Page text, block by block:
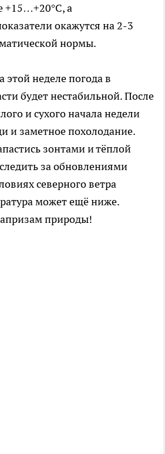
а
окажутся на 2-3
нормы.
этой неделе погода в
будет нестабильной. После
и сухого начала недели
и заметное похолодание.
зонтами и тёплой
за обновлениями
северного ветра
может ещё ниже.
природы!